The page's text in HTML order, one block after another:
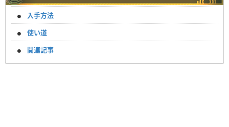
入手方法
使い道
関連記事